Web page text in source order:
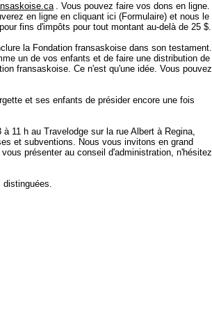
. Vous pouvez faire vos dons en ligne.
en ligne en cliquant ici (Formulaire) et nous le
fins d'impôts pour tout montant au-delà de 25 $.
la Fondation fransaskoise dans son testament.
un de vos enfants et de faire une distribution de
fransaskoise. Ce n'est qu'une idée. Vous pouvez
et ses enfants de présider encore une fois
11 h au Travelodge sur la rue Albert à Regina,
et subventions. Nous vous invitons en grand
présenter au conseil d'administration, n'hésitez
distinguées.